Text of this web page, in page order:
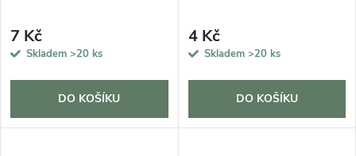
7 Kč
Skladem >20 ks
DO KOŠÍKU
4 Kč
Skladem >20 ks
DO KOŠÍKU